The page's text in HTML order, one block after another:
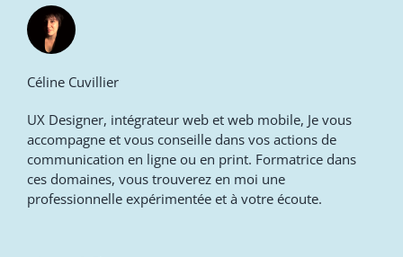
Céline Cuvillier
UX Designer, intégrateur web et web mobile, Je vous
accompagne et vous conseille dans vos actions de
communication en ligne ou en print. Formatrice dans
ces domaines, vous trouverez en moi une
professionnelle expérimentée et à votre écoute.